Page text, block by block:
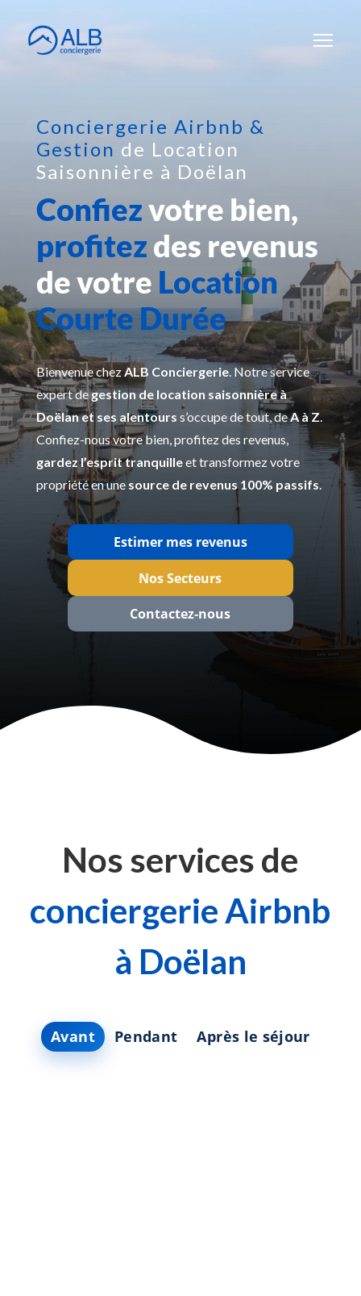
Conciergerie Airbnb &
Gestion de Location
Saisonnière à Doëlan
Confiezvotre bien,
profitezdes revenus
de votre Location
Courte Durée
Bienvenue chezALB Conciergerie. Notre service
expert degestion de location saisonnière à
Doëlan et ses alentours s’occupe de tout, deA à Z.
Confiez-nous votre bien, profitez des revenus,
gardez l’esprit tranquilleet transformez votre
propriété en une source de revenus 100% passifs.
Estimer mes revenus
Nos Secteurs
Contactez‑nous
Nos services de
conciergerie Airbnb
à Doëlan
Avant Pendant Après le séjour